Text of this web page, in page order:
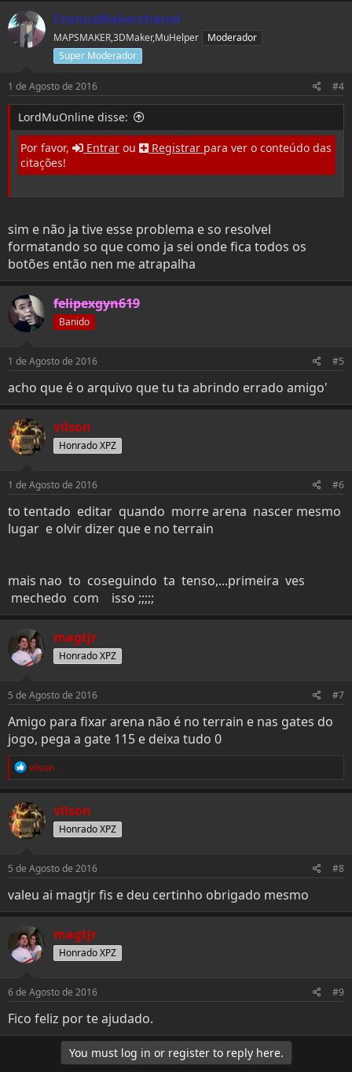
CronusMakerchanel
MAPSMAKER,3DMaker,MuHelper
Moderador
Super Moderador
1 de Agosto de 2016 #4
LordMuOnline disse:
Por favor, Entrar ou Registrar para ver o conteúdo das
citações!
sim e não ja tive esse problema e so resolvel
formatando so que como ja sei onde fica todos os
botões então nen me atrapalha
felipexgyn619
Banido
1 de Agosto de 2016 #5
acho que é o arquivo que tu ta abrindo errado amigo'
vilson
Honrado XPZ
1 de Agosto de 2016 #6
to tentado editar quando morre arena nascer mesmo
lugar e olvir dizer que e no terrain
mais nao to coseguindo ta tenso,...primeira ves
mechedo com isso ;;;;;
magtjr
Honrado XPZ
5 de Agosto de 2016 #7
Amigo para fixar arena não é no terrain e nas gates do
jogo, pega a gate 115 e deixa tudo 0
R
a
c
t
i
o
s
:
vilson
vilson
Honrado XPZ
5 de Agosto de 2016 #8
valeu ai magtjr fis e deu certinho obrigado mesmo
magtjr
Honrado XPZ
6 de Agosto de 2016 #9
Fico feliz por te ajudado.
You must log in or register to reply here.